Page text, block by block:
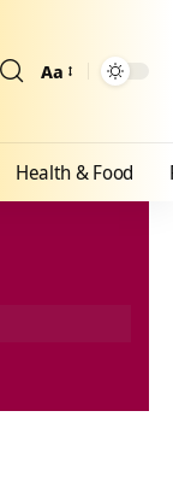
Aa
Health & Food